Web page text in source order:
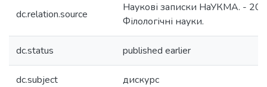
dc.relation.source
Наукові записки НаУКМА. -
Філологічні науки.
dc.status published earlier
dc.subject дискурс